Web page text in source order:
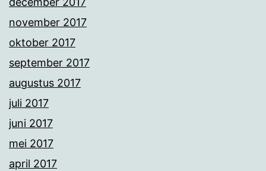
november 2017
oktober 2017
september 2017
augustus 2017
juli 2017
juni 2017
mei 2017
april 2017